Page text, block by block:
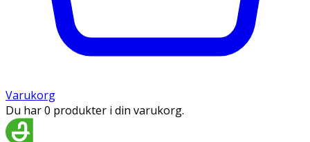
Varukorg
Du har 0 produkter i din varukorg.